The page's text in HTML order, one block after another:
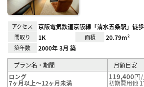
アクセス 京阪電気鉄道京阪線「清水五条駅」徒
間取り 1K 面積 20.79m²
築年数 2000年 3月 築
プラン名・期間
月額目安
ロング
7ヶ月以上～12ヶ月未満
119,400円
初期費用他